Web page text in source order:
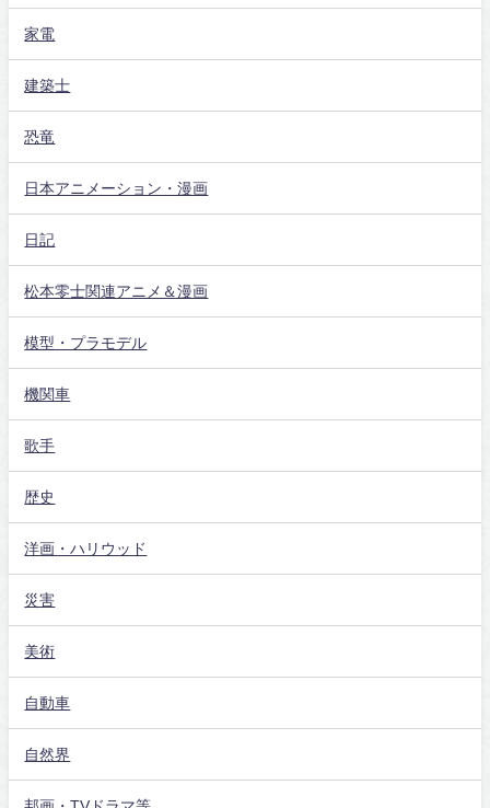
家電
建築士
恐竜
日本アニメーション・漫画
日記
松本零士関連アニメ＆漫画
模型・プラモデル
機関車
歌手
歴史
洋画・ハリウッド
災害
美術
自動車
自然界